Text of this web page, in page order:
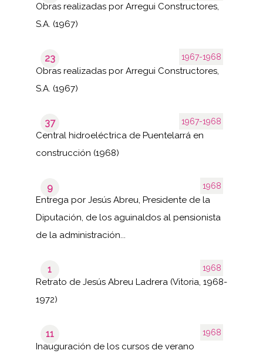
Obras realizadas por Arregui Constructores,
S.A. (1967)
1967-1968
23
Obras realizadas por Arregui Constructores,
S.A. (1967)
1967-1968
37
Central hidroeléctrica de Puentelarrá en
construcción (1968)
1968
9
Entrega por Jesús Abreu, Presidente de la
Diputación, de los aguinaldos al pensionista
de la administración...
1968
1
Retrato de Jesús Abreu Ladrera (Vitoria, 1968-
1972)
1968
11
Inauguración de los cursos de verano